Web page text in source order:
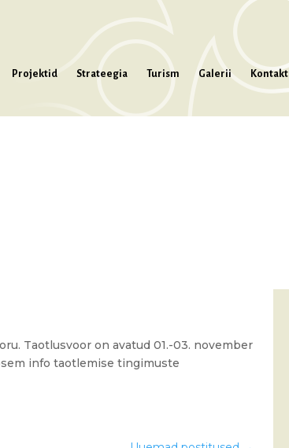
Projektid Strateegia Turism Galerii
Kontakt
Taotlusvoor on avatud 01.-03. november
info taotlemise tingimuste